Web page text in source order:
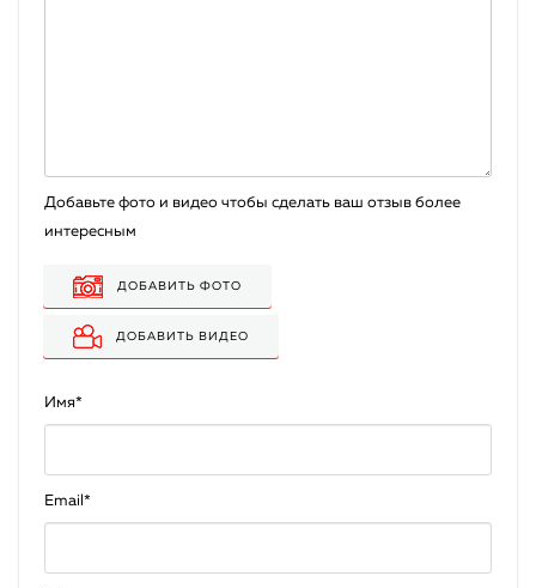
Добавьте фото и видео чтобы сделать ваш отзыв более
интересным
ДОБАВИТЬ ФОТО
ДОБАВИТЬ ВИДЕО
Имя*
Email *